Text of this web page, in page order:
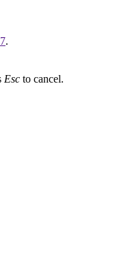
.
Esc to cancel.